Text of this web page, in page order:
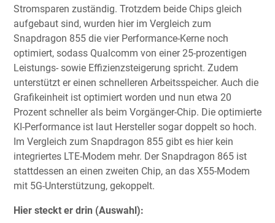
Stromsparen zuständig. Trotzdem beide Chips gleich
aufgebaut sind, wurden hier im Vergleich zum
Snapdragon 855 die vier Performance-Kerne noch
optimiert, sodass Qualcomm von einer 25-prozentigen
Leistungs- sowie Effizienzsteigerung spricht. Zudem
unterstützt er einen schnelleren Arbeitsspeicher. Auch die
Grafikeinheit ist optimiert worden und nun etwa 20
Prozent schneller als beim Vorgänger-Chip. Die optimierte
KI-Performance ist laut Hersteller sogar doppelt so hoch.
Im Vergleich zum Snapdragon 855 gibt es hier kein
integriertes LTE-Modem mehr. Der Snapdragon 865 ist
stattdessen an einen zweiten Chip, an das X55-Modem
mit 5G-Unterstützung, gekoppelt.
Hier steckt er drin (Auswahl):